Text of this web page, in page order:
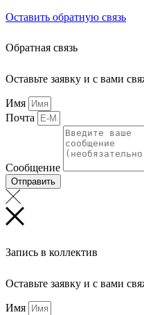
Оставить обратную связь
Обратная связь
Оставьте заявку и с вами
Имя
Почта
Сообщение
Отправить
Запись в коллектив
Оставьте заявку и с вами
Имя